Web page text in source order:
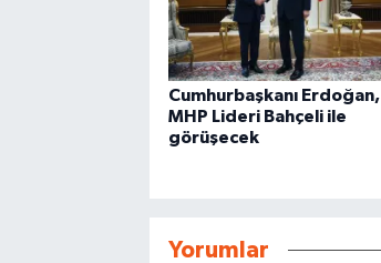
Cumhurbaşkanı Erdoğan,
MHP Lideri Bahçeli ile
görüşecek
Yorumlar